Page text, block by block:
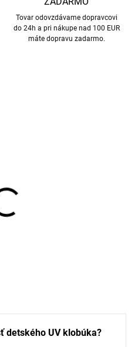
Tovar odovzdávame dopravcovi
do 24h a pri nákupe nad 100 EUR
máte dopravu zadarmo.
detského UV klobúka?